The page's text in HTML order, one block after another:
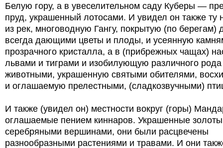
Белую гору, а в увеселительном саду Куберы —
пруд, украшенный лотосами. И увидел он также ту
из рек, многоводную Гангу, покрытую (по берегам)
всегда дающими цветы и плоды, и усеянную
прозрачного кристалла, а в (прибрежных чащах)
львами и тиграми и изобилующую различного рода
животными, украшенную святыми обителями,
и оглашаемую прелестными, (сладкозвучными)
И также (увидел он) местности вокруг (горы)
оглашаемые пением киннаров. Украшенные
серебряными вершинами, они были расцвечены
разнообразными растениями и травами. И они